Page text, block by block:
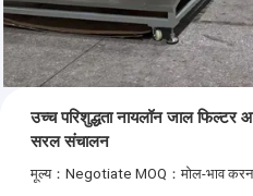
उच्च परिशुद्धता नायलॉन जाल
सरल संचालन
मूल्य：Negotiate MOQ：मोल-भाव